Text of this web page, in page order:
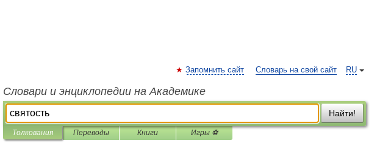
RU
Запомнить сайт Словарь на свой сайт
Словари и энциклопедии на Академике
Найти!
Толкования Переводы Книги Игры ⚽